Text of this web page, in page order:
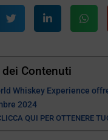
Contenuti
Whiskey Experience
2024
QUI PER OTTENERE